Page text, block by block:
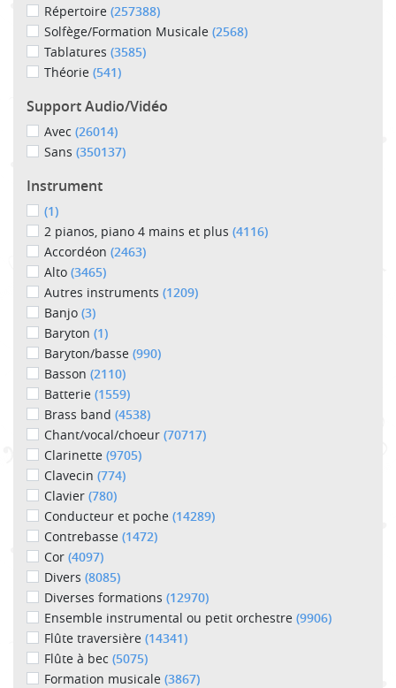
Répertoire (257388)
Solfège/Formation Musicale (2568)
Tablatures (3585)
Théorie (541)
Support Audio/Vidéo
Avec (26014)
Sans (350137)
Instrument
(1)
2 pianos, piano 4 mains et plus (4116)
Accordéon (2463)
Alto (3465)
Autres instruments (1209)
Banjo (3)
Baryton (1)
Baryton/basse (990)
Basson (2110)
Batterie (1559)
Brass band (4538)
Chant/vocal/choeur (70717)
Clarinette (9705)
Clavecin (774)
Clavier (780)
Conducteur et poche (14289)
Contrebasse (1472)
Cor (4097)
Divers (8085)
Diverses formations (12970)
Ensemble instrumental ou petit orchestre (9906)
Flûte traversière (14341)
Flûte à bec (5075)
Formation musicale (3867)